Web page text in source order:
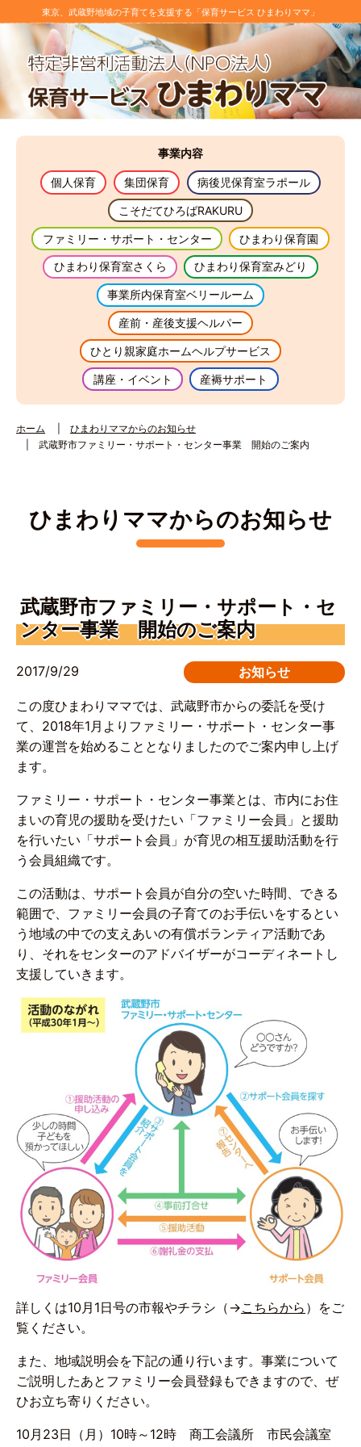
東京、武蔵野地域の子育てを支援する「保育サービス ひまわりママ」
事業内容
個人保育 集団保育 病後児保育室ラポール
こそだてひろばRAKURU
ファミリー・サポート・センター ひまわり保育園
ひまわり保育室さくら ひまわり保育室みどり
事業所内保育室ベリールーム
産前・産後支援ヘルパー
ひとり親家庭ホームヘルプサービス
講座・イベント 産褥サポート
ホーム
ひまわりママからのお知らせ
武蔵野市ファミリー・サポート・センター事業 開始のご案内
ひまわりママからのお知らせ
武蔵野市ファミリー・サポート・セ
ンター事業 開始のご案内
2017/9/29 お知らせ
この度ひまわりママでは、武蔵野市からの委託を受け
て、2018年1月よりファミリー・サポート・センター事
業の運営を始めることとなりましたのでご案内申し上げ
ます。
ファミリー・サポート・センター事業とは、市内にお住
まいの育児の援助を受けたい「ファミリー会員」と援助
を行いたい「サポート会員」が育児の相互援助活動を行
う会員組織です。
この活動は、サポート会員が自分の空いた時間、できる
範囲で、ファミリー会員の子育てのお手伝いをするとい
う地域の中での支えあいの有償ボランティア活動であ
り、それをセンターのアドバイザーがコーディネートし
支援していきます。
詳しくは10月1日号の市報やチラシ（→こちらから ）をご
覧ください。
また、地域説明会を下記の通り行います。事業について
ご説明したあとファミリー会員登録もできますので、ぜ
ひお立ち寄りください。
10月23日（月）10時～12時 商工会議所 市民会議室